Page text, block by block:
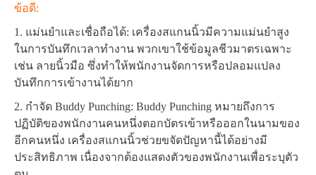
ข้อดี:
1. แม่นยำและเชื่อถือได้: เครื่องสแกนนิ้วมีความแม่นยำสูง
ในการบันทึกเวลาทำงาน พวกเขาใช้ข้อมูลชีวมาตรเฉพาะ
เช่น ลายนิ้วมือ ซึ่งทำให้พนักงานจัดการหรือปลอมแปลง
บันทึกการเข้างานได้ยาก
2. กำจัด Buddy Punching: Buddy Punching หมายถึงการ
ปฏิบัติของพนักงานคนหนึ่งตอกบัตรเข้าหรือออกในนามของ
อีกคนหนึ่ง เครื่องสแกนนิ้วช่วยขจัดปัญหานี้ได้อย่างมี
ประสิทธิภาพ เนื่องจากต้องแสดงตัวของพนักงานเพื่อระบุตัว